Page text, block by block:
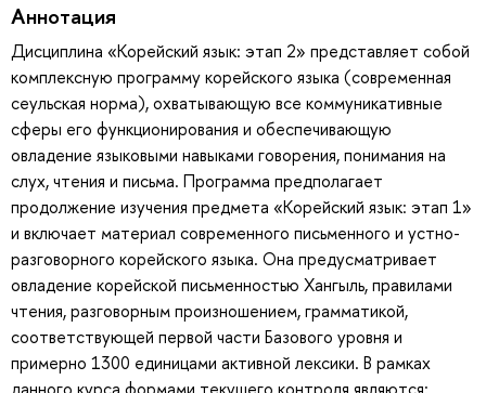
Аннотация
Дисциплина «Корейский язык: этап 2» представляет собой
комплексную программу корейского языка (современная
сеульская норма), охватывающую все коммуникативные
сферы его функционирования и обеспечивающую
овладение языковыми навыками говорения, понимания на
слух, чтения и письма. Программа предполагает
продолжение изучения предмета «Корейский язык: этап 1»
и включает материал современного письменного и устно-
разговорного корейского языка. Она предусматривает
овладение корейской письменностью Хангыль, правилами
чтения, разговорным произношением, грамматикой,
соответствующей первой части Базового уровня и
примерно 1300 единицами активной лексики. В рамках